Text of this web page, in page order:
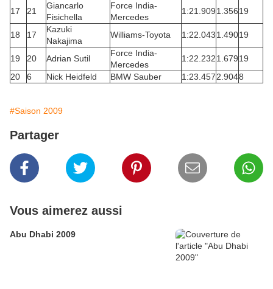
17
21
Giancarlo
Fisichella
Force India-
Mercedes
1:21.9091.35619
18 17
Kazuki
Nakajima
Williams-Toyota 1:22.0431.49019
19 20 Adrian Sutil
Force India-
Mercedes
1:22.2321.67919
20
6 Nick Heidfeld BMW Sauber 1:23.4572.9048
#Saison 2009
Partager
Vous aimerez aussi
Abu Dhabi 2009